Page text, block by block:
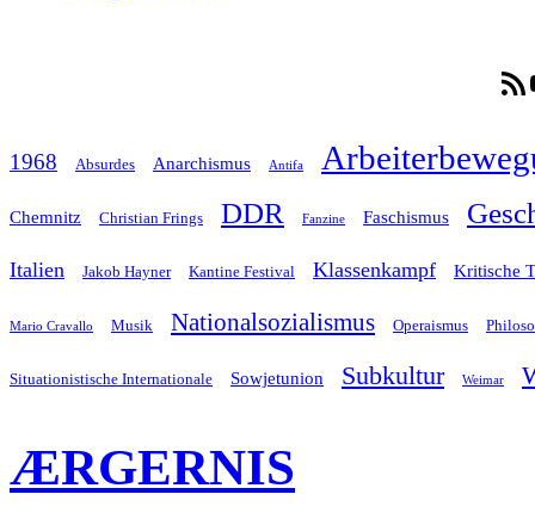
RSS-
1968 Absurdes Anarchismus Antifa
Chemnitz Christian Frings DDR Fanzine Faschismus
Italien Jakob Hayner Kantine Festival Klassenkampf Kritische
Mario Cravallo Musik Nationalsozialismus Operaismus
Situationistische Internationale Sowjetunion Subkultur Weimar
ÆRGERNIS